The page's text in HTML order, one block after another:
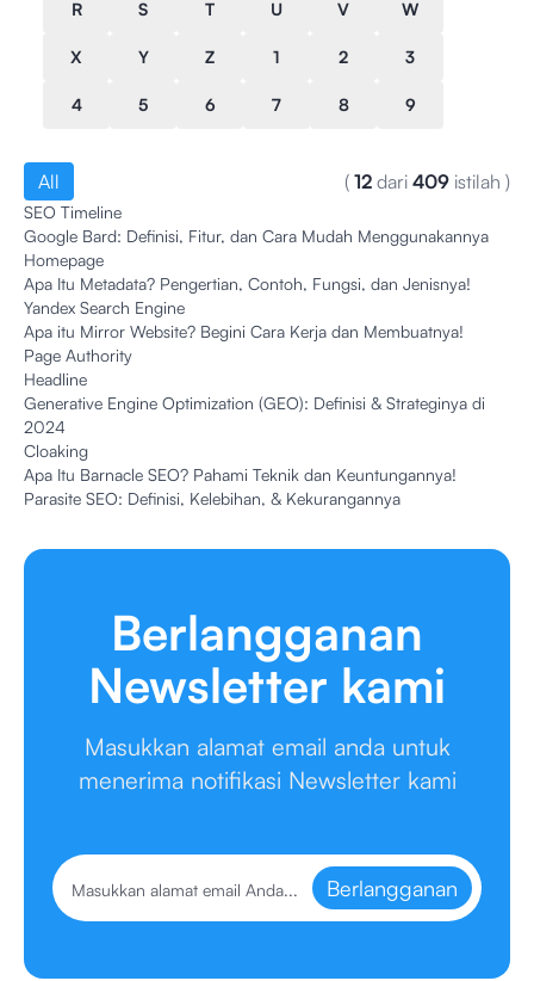
R S T U V W
X Y Z 1 2 3
4 5 6 7 8 9
All ( 12 dari 409 istilah )
SEO Timeline
Google Bard: Definisi, Fitur, dan Cara Mudah Menggunakannya
Homepage
Apa Itu Metadata? Pengertian, Contoh, Fungsi, dan Jenisnya!
Yandex Search Engine
Apa itu Mirror Website? Begini Cara Kerja dan Membuatnya!
Page Authority
Headline
Generative Engine Optimization (GEO): Definisi & Strateginya di
2024
Cloaking
Apa Itu Barnacle SEO? Pahami Teknik dan Keuntungannya!
Parasite SEO: Definisi, Kelebihan, & Kekurangannya
Berlangganan
Newsletter kami
Masukkan alamat email anda untuk
menerima notifikasi Newsletter kami
Berlangganan